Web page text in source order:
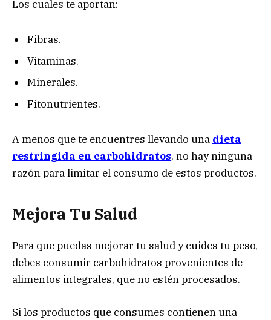
Los cuales te aportan:
Fibras.
Vitaminas.
Minerales.
Fitonutrientes.
A menos que te encuentres llevando una dieta
restringida en carbohidratos, no hay ninguna
razón para limitar el consumo de estos productos.
Mejora Tu Salud
Para que puedas mejorar tu salud y cuides tu peso,
debes consumir carbohidratos provenientes de
alimentos integrales, que no estén procesados.
Si los productos que consumes contienen una